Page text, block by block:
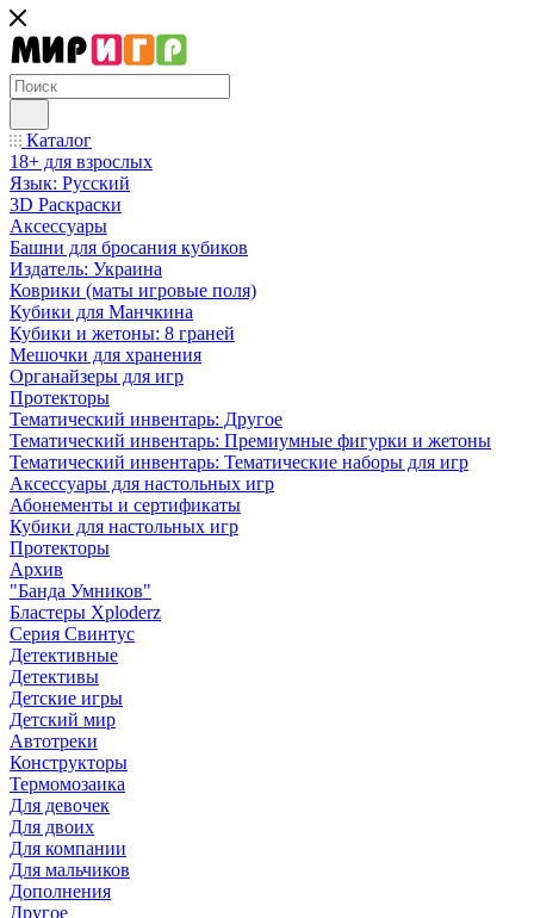
Каталог
18+ для взрослых
Язык: Русский
3D Раскраски
Аксессуары
Башни для бросания кубиков
Издатель: Украина
Коврики (маты игровые поля)
Кубики для Манчкина
Кубики и жетоны: 8 граней
Мешочки для хранения
Органайзеры для игр
Протекторы
Тематический инвентарь: Другое
Тематический инвентарь: Премиумные фигурки и жетоны
Тематический инвентарь: Тематические наборы для игр
Аксессуары для настольных игр
Абонементы и сертификаты
Кубики для настольных игр
Протекторы
Архив
"Банда Умников"
Бластеры Xploderz
Cерия Свинтус
Детективные
Детективы
Детские игры
Детский мир
Автотреки
Конструкторы
Термомозаика
Для девочек
Для двоих
Для компании
Для мальчиков
Дополнения
Другое